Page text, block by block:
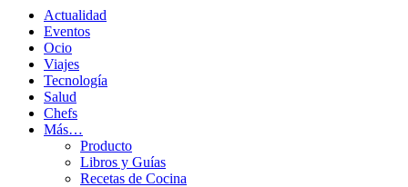
Actualidad
Eventos
Ocio
Viajes
Tecnología
Salud
Chefs
Más…
Producto
Libros y Guías
Recetas de Cocina